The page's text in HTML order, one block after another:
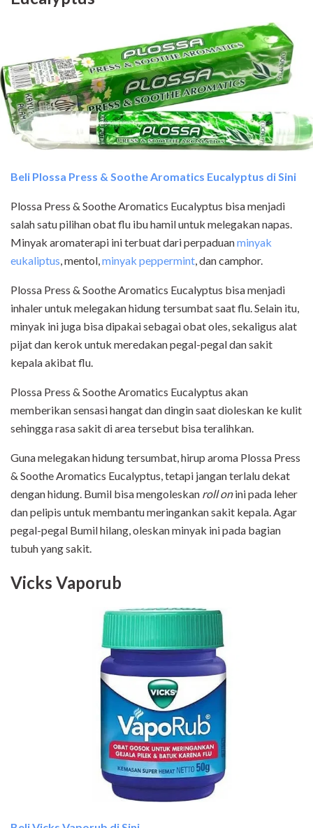
Beli Plossa Press & Soothe Aromatics Eucalyptus di Sini
Plossa Press & Soothe Aromatics Eucalyptus bisa menjadi
salah satu pilihan obat flu ibu hamil untuk melegakan napas.
Minyak aromaterapi ini terbuat dari perpaduanminyak
eukaliptus, mentol,minyak peppermint, dan camphor.
Plossa Press & Soothe Aromatics Eucalyptus bisa menjadi
inhaler untuk melegakan hidung tersumbat saat flu. Selain itu,
minyak ini juga bisa dipakai sebagai obat oles, sekaligus alat
pijat dan kerok untuk meredakan pegal-pegal dan sakit
kepala akibat flu.
Plossa Press & Soothe Aromatics Eucalyptus akan
memberikan sensasi hangat dan dingin saat dioleskan ke kulit
sehingga rasa sakit di area tersebut bisa teralihkan.
Guna melegakan hidung tersumbat, hirup aroma Plossa Press
& Soothe Aromatics Eucalyptus, tetapi jangan terlalu dekat
dengan hidung. Bumil bisa mengoleskan roll onini pada leher
dan pelipis untuk membantu meringankan sakit kepala. Agar
pegal-pegal Bumil hilang, oleskan minyak ini pada bagian
tubuh yang sakit.
Vicks Vaporub